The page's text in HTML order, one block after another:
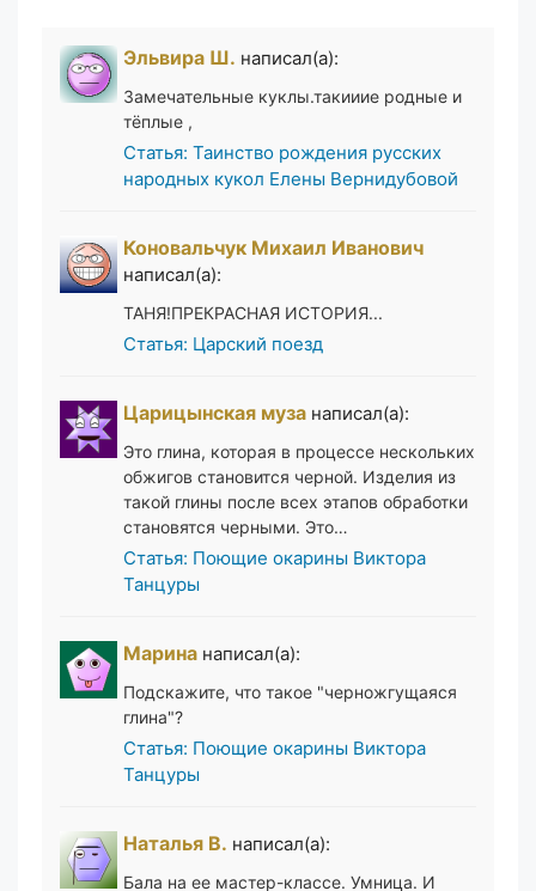
Эльвира Ш. написал(а):
Замечательные куклы.такииие родные и
тёплые ,
Статья: Таинство рождения русских
народных кукол Елены Вернидубовой
Коновальчук Михаил Иванович
написал(а):
ТАНЯ!ПРЕКРАСНАЯ ИСТОРИЯ...
Статья: Царский поезд
Царицынская муза написал(а):
Это глина, которая в процессе нескольких
обжигов становится черной. Изделия из
такой глины после всех этапов обработки
становятся черными. Это…
Статья: Поющие окарины Виктора
Танцуры
Марина написал(а):
Подскажите, что такое "черножгущаяся
глина"?
Статья: Поющие окарины Виктора
Танцуры
Наталья В. написал(а):
Бала на ее мастер-классе. Умница. И